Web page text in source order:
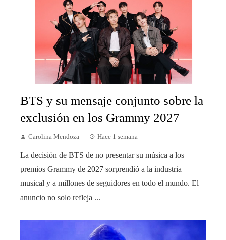
BTS y su mensaje conjunto sobre la
exclusión en los Grammy 2027
Carolina Mendoza Hace 1 semana
La decisión de BTS de no presentar su música a los
premios Grammy de 2027 sorprendió a la industria
musical y a millones de seguidores en todo el mundo. El
anuncio no solo refleja ...